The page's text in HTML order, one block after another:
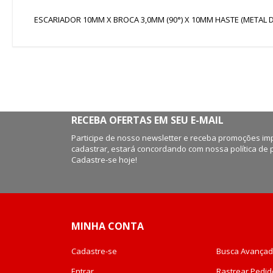
imagensESCARIADOR 10MM X BROCA 3,0MM (90°) X 10MM HASTE (METAL
RECEBA OFERTAS EM SEU E-MAIL
Participe de nosso newsletter e receba promoções
cadastrar, estará concordando com nossa política de
Cadastre-se hoje!
MINHA CONTA
Cadastre-se
Busca